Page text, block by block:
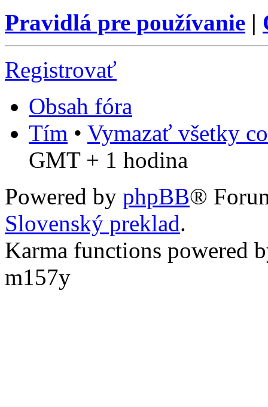
Pravidlá pre používanie |
Registrovať
Obsah fóra
Tím • Vymazať všetky
GMT + 1 hodina
Powered by phpBB®
Slovenský preklad.
Karma functions powered
m157y